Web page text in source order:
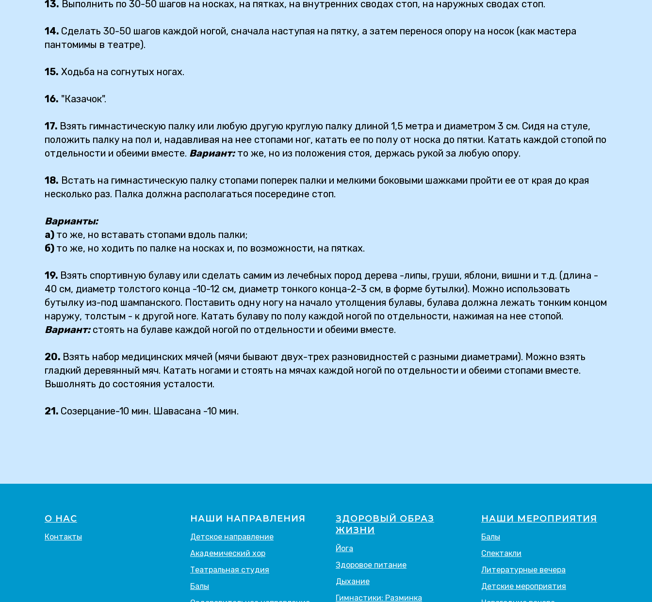
13. Выполнить по 30-50 шагов на носках, на пятках, на внутренних сводах стоп, на наружных сводах стоп.
14. Сделать 30-50 шагов каждой ногой, сначала наступая на пятку, а затем перенося опору на носок (как мастера
пантомимы в театре).
15. Ходьба на согнутых ногах.
16. "Казачок".
17. Взять гимнастическую палку или любую другую круглую палку длиной 1,5 метра и диаметром 3 см. Сидя на стуле,
положить палку на пол и, надавливая на нее стопами ног, катать ее по полу от носка до пятки. Катать каждой стопой по
отдельности и обеими вместе. Вариант:то же, но из положения стоя, держась рукой за любую опору.
18. Встать на гимнастическую палку стопами поперек палки и мелкими боковыми шажками пройти ее от края до края
несколько раз. Палка должна располагаться посередине стоп.
Варианты:
а) то же, но вставать стопами вдоль палки;
б) то же, но ходить по палке на носках и, по возможности, на пятках.
19. Взять спортивную булаву или сделать самим из лечебных пород дерева -липы, груши, яблони, вишни и т.д. (длина -
40 см, диаметр толстого конца -10-12 см, диаметр тонкого конца-2-3 см, в форме бутылки). Можно использовать
бутылку из-под шампанского. Поставить одну ногу на начало утолщения булавы, булава должна лежать тонким концом
наружу, толстым - к другой ноге. Катать булаву по полу каждой ногой по отдельности, нажимая на нее стопой.
Вариант:стоять на булаве каждой ногой по отдельности и обеими вместе.
20. Взять набор медицинских мячей (мячи бывают двух-трех разновидностей с разными диаметрами). Можно взять
гладкий деревянный мяч. Катать ногами и стоять на мячах каждой ногой по отдельности и обеими стопами вместе.
Вьшолнять до состояния усталости.
21. Созерцание-10 мин. Шавасана -10 мин.
О НАС
Контакты
НАШИ НАПРАВЛЕНИЯ
Детское направление
Академический хор
Театральная студия
Балы
ЗДОРОВЫЙ ОБРАЗ
ЖИЗНИ
Йога
Здоровое питание
Дыхание
Гимнастики: Разминка
НАШИ МЕРОПРИЯТИЯ
Балы
Спектакли
Литературные вечера
Детские мероприятия